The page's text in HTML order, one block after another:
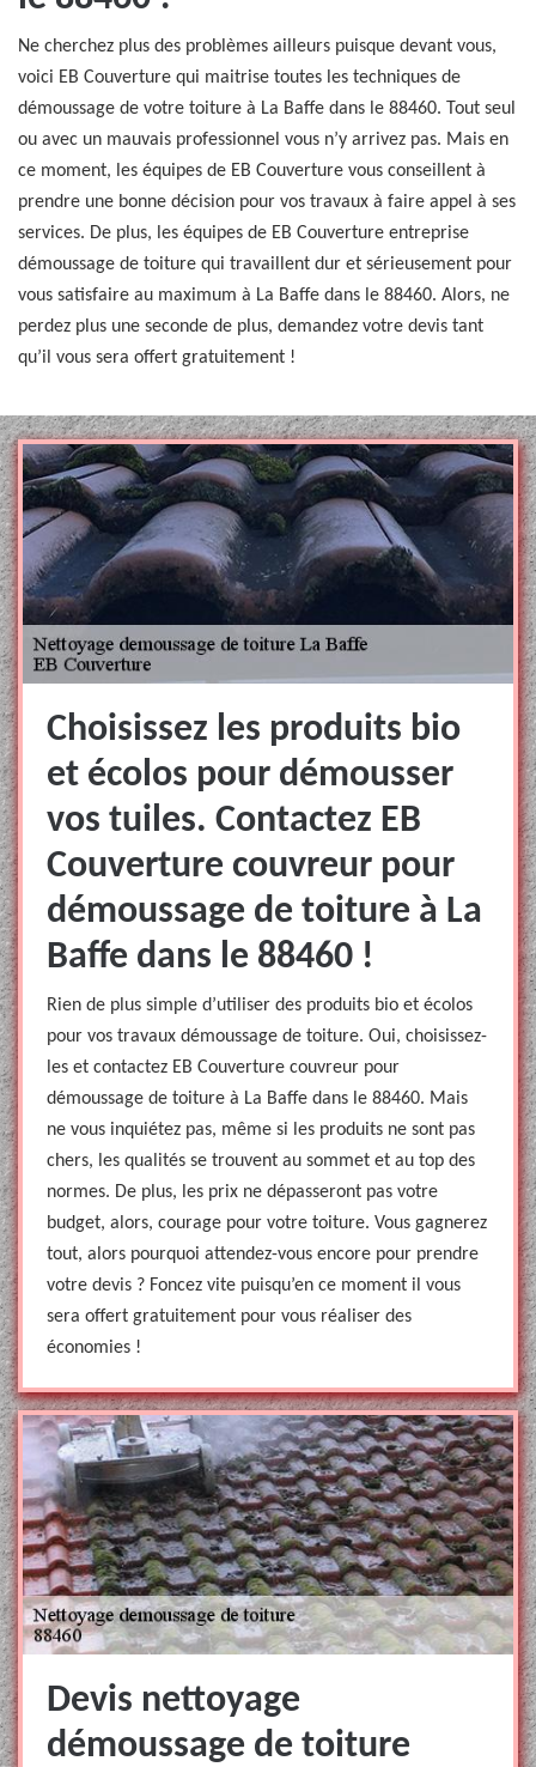
Ne cherchez plus des problèmes ailleurs puisque devant vous,
voici EB Couverture qui maitrise toutes les techniques de
démoussage de votre toiture à La Baffe dans le 88460. Tout seul
ou avec un mauvais professionnel vous n’y arrivez pas. Mais en
ce moment, les équipes de EB Couverture vous conseillent à
prendre une bonne décision pour vos travaux à faire appel à ses
services. De plus, les équipes de EB Couverture entreprise
démoussage de toiture qui travaillent dur et sérieusement pour
vous satisfaire au maximum à La Baffe dans le 88460. Alors, ne
perdez plus une seconde de plus, demandez votre devis tant
qu’il vous sera offert gratuitement !
Choisissez les produits bio
et écolos pour démousser
vos tuiles. Contactez EB
Couverture couvreur pour
démoussage de toiture à La
Baffe dans le 88460 !
Rien de plus simple d’utiliser des produits bio et écolos
pour vos travaux démoussage de toiture. Oui, choisissez-
les et contactez EB Couverture couvreur pour
démoussage de toiture à La Baffe dans le 88460. Mais
ne vous inquiétez pas, même si les produits ne sont pas
chers, les qualités se trouvent au sommet et au top des
normes. De plus, les prix ne dépasseront pas votre
budget, alors, courage pour votre toiture. Vous gagnerez
tout, alors pourquoi attendez-vous encore pour prendre
votre devis ? Foncez vite puisqu’en ce moment il vous
sera offert gratuitement pour vous réaliser des
économies !
Devis nettoyage
démoussage de toiture